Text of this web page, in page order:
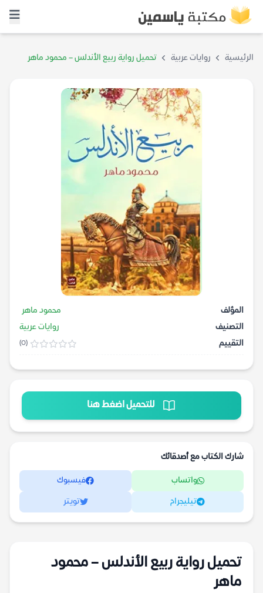
الرئيسية روايات عربية تحميل رواية ربيع الأندلس – محمود ماهر
المؤلف
محمود ماهر
التصنيف
روايات عربية
التقييم
(0)
للتحميل اضغط هنا
شارك الكتاب مع أصدقائك
واتساب فيسبوك
تيليجرام تويتر
تحميل رواية ربيع الأندلس – محمود
ماهر